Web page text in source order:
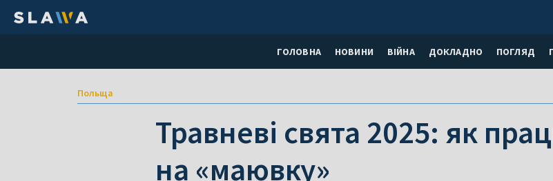
ГОЛОВНА НОВИНИ ВІЙНА ДОКЛАДНО ПОГЛЯД
Польща
Травневі свята 2025: як
на «маювку»